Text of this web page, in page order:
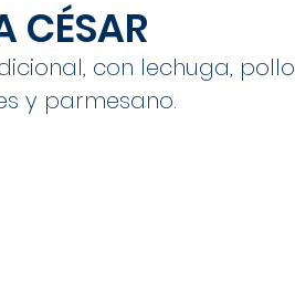
CÉSAR
con lechuga,
y parmesano.